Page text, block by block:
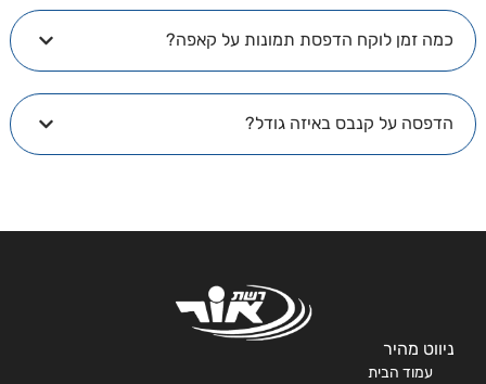
זמן לוקח הדפסת תמונות על קאפה?
על קנבס באיזה גודל?
מהיר
עמוד הבית